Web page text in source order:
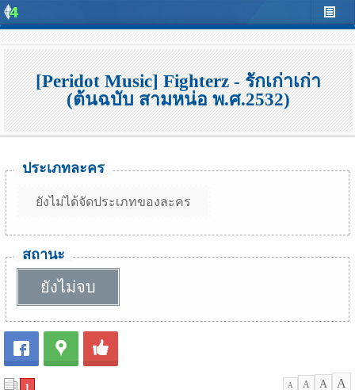
[Peridot Music] Fighterz - รักเก่าเก่า
(ต้นฉบับ สามหน่อ พ.ศ.2532)
ประเภทละคร
ยังไม่ได้จัดประเภทของละคร
สถานะ
ยังไม่จบ
1 A A A A